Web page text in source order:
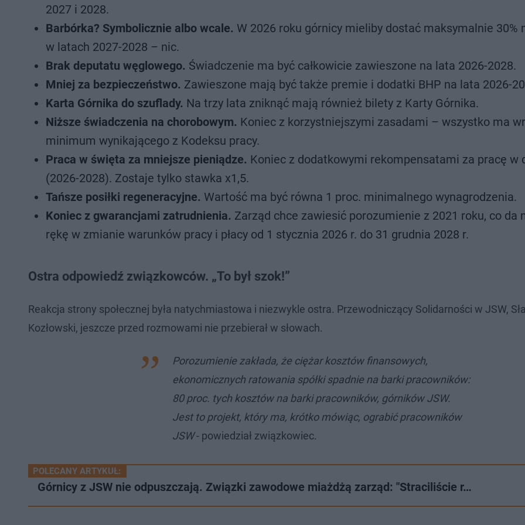
2027 i 2028.
Barbórka? Symbolicznie albo wcale. W 2026 roku górnicy mieliby dostać maksymalnie 30%
w latach 2027-2028 – nic.
Brak deputatu węglowego. Świadczenie ma być całkowicie zawieszone na lata 2026-2028.
Mniej za bezpieczeństwo. Zawieszone mają być także premie i dodatki BHP na lata 2026-
Karta Górnika do szuflady. Na trzy lata zniknąć mają również bilety z Karty Górnika.
Niższe świadczenia na chorobowym. Koniec z korzystniejszymi zasadami – wszystko ma
minimum wynikającego z Kodeksu pracy.
Praca w święta za mniejsze pieniądze. Koniec z dodatkowymi rekompensatami za pracę w
(2026-2028). Zostaje tylko stawka x1,5.
Tańsze posiłki regeneracyjne. Wartość ma być równa 1 proc. minimalnego wynagrodzenia.
Koniec z gwarancjami zatrudnienia. Zarząd chce zawiesić porozumienie z 2021 roku, co da
rękę w zmianie warunków pracy i płacy od 1 stycznia 2026 r. do 31 grudnia 2028 r.
Ostra odpowiedź związkowców. „To był szok!”
Reakcja strony społecznej była natychmiastowa i niezwykle ostra. Przewodniczący Solidarności w JSW,
Kozłowski, jeszcze przed rozmowami nie przebierał w słowach.
Porozumienie zakłada, że ciężar kosztów finansowych,
ekonomicznych ratowania spółki spadnie na barki pracowników:
80 proc. tych kosztów na barki pracowników, górników JSW.
Jest to projekt, który ma, krótko mówiąc, ograbić pracowników
JSW- powiedział związkowiec.
POLECANY ARTYKUŁ:
Górnicy z JSW nie odpuszczają. Związki zawodowe miażdżą zarząd: "Straciliście r…